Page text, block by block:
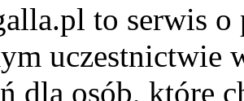
to serwis
uczestnictwie
dla osób, które